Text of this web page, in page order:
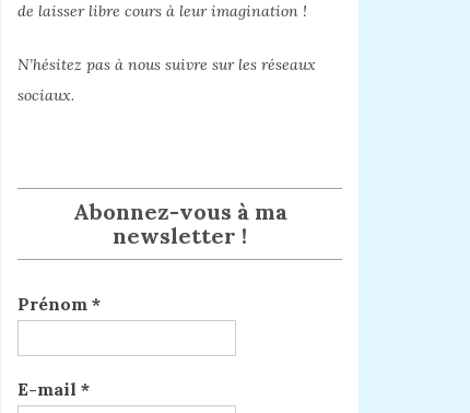
de laisser libre cours à leur imagination !
N’hésitez pas à nous suivre sur les réseaux
sociaux.
Abonnez-vous à ma
newsletter !
Prénom *
E-mail *